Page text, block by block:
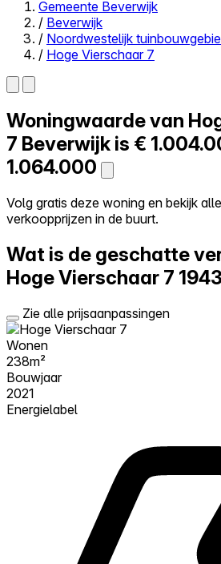
Close menu
Zelf kopen
Alles-in-één
Reviews
Prijzen
Log in
Probeer Walter gratis
Gemeente Beverwijk
/ Beverwijk
/ Noordwestelijk
/ Hoge Vierschaar 7
Woningwaarde van
7 Beverwijk is €
1.064.000
Volg gratis deze woning en bekijk
verkoopprijzen in de buurt.
Wat is de geschatte
Hoge Vierschaar 7
Zie alle prijsaanpassingen
Wonen
238m²
Bouwjaar
2021
Energielabel